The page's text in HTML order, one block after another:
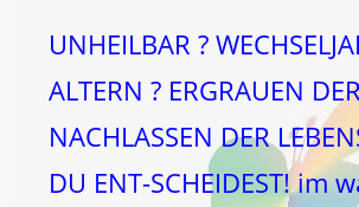
UNHEILBAR ?
ALTERN ? ERGRAUEN
NACHLASSEN DER
DU ENT-SCHEIDEST! im